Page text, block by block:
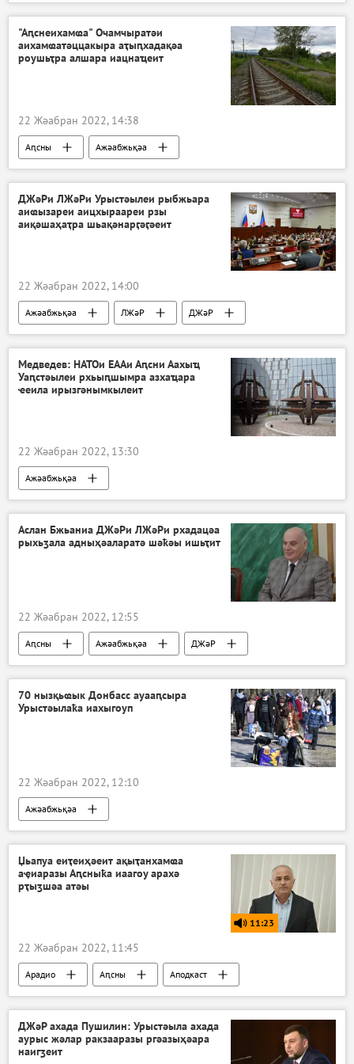
ЛЖәР
ДЖәР Украина
"Аԥснеихамҩа" Очамчыратәи
аихамҩатәццакыра аҭыԥхадақәа
роушьҭра алшара иацнаҵеит
22 Жәабран 2022, 14:38
Аԥсны Ажәабжьқәа
ДЖәРи ЛЖәРи Урыстәылеи рыбжьара
аиҩызареи аицхыраареи рзы
аиқәшаҳаҭра шьақәнарӷәӷәеит
22 Жәабран 2022, 14:00
Ажәабжьқәа ЛЖәР
ДЖәР
Украина
Урыстәыла Донбасс имҩаԥнаго арратә операциа ҷыда
Медведев: НАТОи ЕААи Аԥсни Аахыҵ
Уаԥстәылеи рхьыԥшымра азхаҵара
ҽеила ирызгәнымкылеит
22 Жәабран 2022, 13:30
Ажәабжьқәа
Аслан Бжьаниа ДЖәРи ЛЖәРи рхадацәа
рыхьӡала адныҳәаларатә шәҟәы ишьҭит
22 Жәабран 2022, 12:55
Аԥсны Ажәабжьқәа
ДЖәР
ЛЖәР
Украина
70 нызқьҩык Донбасс ауааԥсыра
Урыстәылаҟа иахыгоуп
22 Жәабран 2022, 12:10
Ажәабжьқәа
Џьапуа еиҭеиҳәеит ақыҭанхамҩа
аҿиаразы Аԥсныҟа иаагоу арахә
рҭыӡшәа атәы
11:23
22 Жәабран 2022, 11:45
Арадио Аԥсны Аподкаст
ДЖәР ахада Пушилин: Урыстәыла ахада
аурыс жәлар ракзааразы ргәазыҳәара
наигӡеит